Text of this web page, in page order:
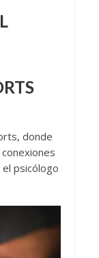
donde
psicólogo